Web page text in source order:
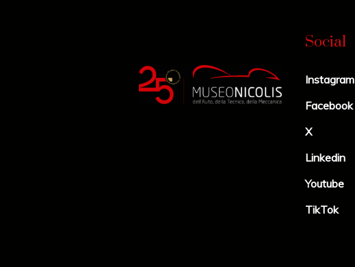
Social
Instagram
Facebook
X
Linkedin
Youtube
TikTok